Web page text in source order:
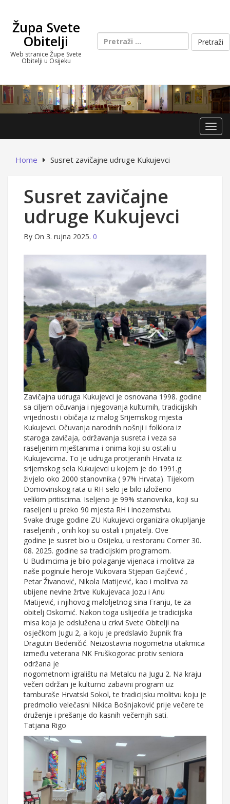
contentŽupa Svete
Obitelji
Web stranice Župe Svete
Obitelji u Osijeku
Pretraži:
Home Susret zavičajne udruge Kukujevci
Susret zavičajne
udruge Kukujevci
By On 3. rujna 2025. 0
Zavičajna udruga Kukujevci je osnovana 1998. godine
sa ciljem očuvanja i njegovanja kulturnih, tradicijskih
vrijednosti i običaja iz malog Srijemskog mjesta
Kukujevci. Očuvanja narodnih nošnji i folklora iz
staroga zavičaja, održavanja susreta i veza sa
raseljenim mještanima i onima koji su ostali u
Kukujevcima. To je udruga protjeranih Hrvata iz
srijemskog sela Kukujevci u kojem je do 1991.g.
živjelo oko 2000 stanovnika ( 97% Hrvata). Tijekom
Domovinskog rata u RH selo je bilo izloženo
velikim pritiscima. Iseljeno je 99% stanovnika, koji su
raseljeni u preko 90 mjesta RH i inozemstvu.
Svake druge godine ZU Kukujevci organizira okupljanje
raseljenih , onih koji su ostali i prijatelji. Ove
godine je susret bio u Osijeku, u restoranu Corner 30.
08. 2025. godine sa tradicijskim programom.
U Budimcima je bilo polaganje vijenaca i molitva za
naše poginule heroje Vukovara Stjepan Gajčević ,
Petar Živanović, Nikola Matijević, kao i molitva za
ubijene nevine žrtve Kukujevaca Jozu i Anu
Matijević, i njihovog maloljetnog sina Franju, te za
obitelj Oskomić. Nakon toga uslijedila je tradicijska
misa koja je odslužena u crkvi Svete Obitelji na
osječkom Jugu 2, a koju je predslavio župnik fra
Dragutin Bedeničić. Neizostavna nogometna utakmica
između veterana NK Fruškogorac protiv seniora
održana je
nogometnom igralištu na Metalcu na Jugu 2. Na kraju
večeri održan je kulturno zabavni program uz
tamburaše Hrvatski Sokol, te tradicijsku molitvu koju je
predmolio velečasni Nikica Bošnjaković prije večere te
druženje i prešanje do kasnih večernjih sati.
Tatjana Rigo